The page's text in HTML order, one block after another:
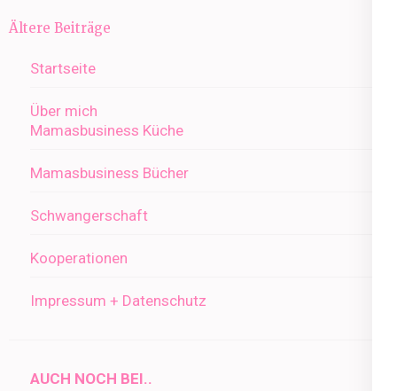
Beitragsnavigation
Ältere Beiträge
Startseite
Über mich
Mamasbusiness Küche
Mamasbusiness Bücher
Schwangerschaft
Kooperationen
Impressum + Datenschutz
AUCH NOCH BEI..